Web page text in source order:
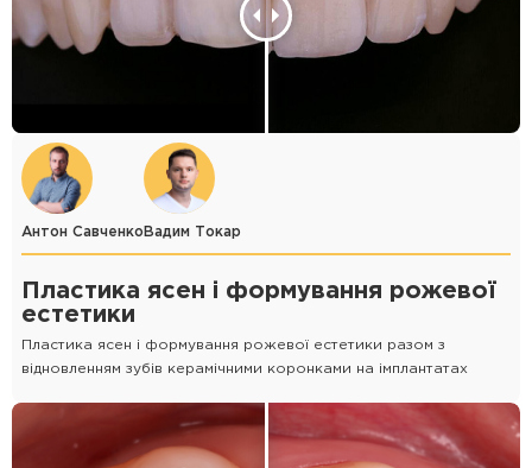
Антон Савченко Вадим Токар
Пластика ясен і формування рожевої
естетики
Пластика ясен і формування рожевої естетики разом з
відновленням зубів керамічними коронками на імплантатах